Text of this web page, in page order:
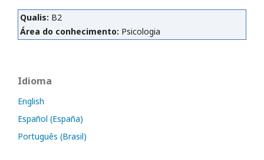
Qualis: B2
Área do conhecimento: Psicologia
Idioma
English
Español (España)
Português (Brasil)